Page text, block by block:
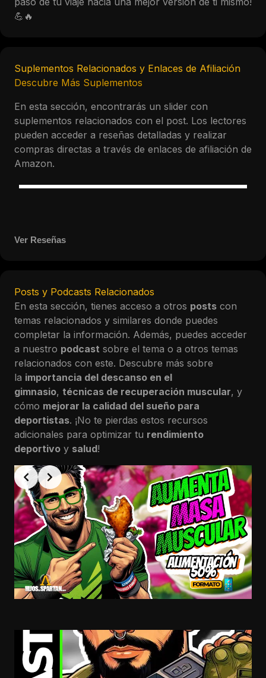
💪🔥
Suplementos Relacionados y Enlaces de Afiliación
Descubre Más Suplementos
En esta sección, encontrarás un slider con
suplementos relacionados con el post. Los lectores
pueden acceder a reseñas detalladas y realizar
compras directas a través de enlaces de afiliación de
Amazon.
Ver Reseñas
Posts y Podcasts Relacionados
En esta sección, tienes acceso a otros posts con
temas relacionados y similares donde puedes
completar la información. Además, puedes acceder
a nuestro podcast sobre el tema o a otros temas
relacionados con este. Descubre más sobre
la importancia del descanso en el
gimnasio, técnicas de recuperación muscular, y
cómo mejorar la calidad del sueño para
deportistas. ¡No te pierdas estos recursos
adicionales para optimizar tu rendimiento
deportivo y salud!